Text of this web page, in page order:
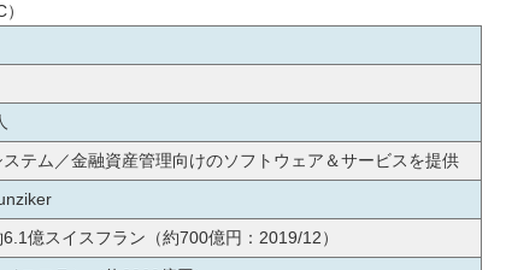
テム／金融資産管理向けのソフトウェア＆サービスを提供
億スイスフラン（約700億円：2019/12）